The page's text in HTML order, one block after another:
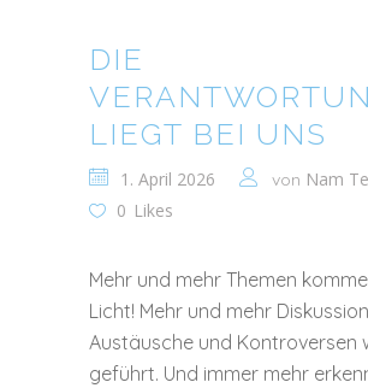
DIE
LIEGT BEI UNS
1. April 2026 von Nam
0 Likes
Mehr und mehr Themen
Licht! Mehr und mehr
Austäusche und Kontroversen
geführt. Und immer mehr